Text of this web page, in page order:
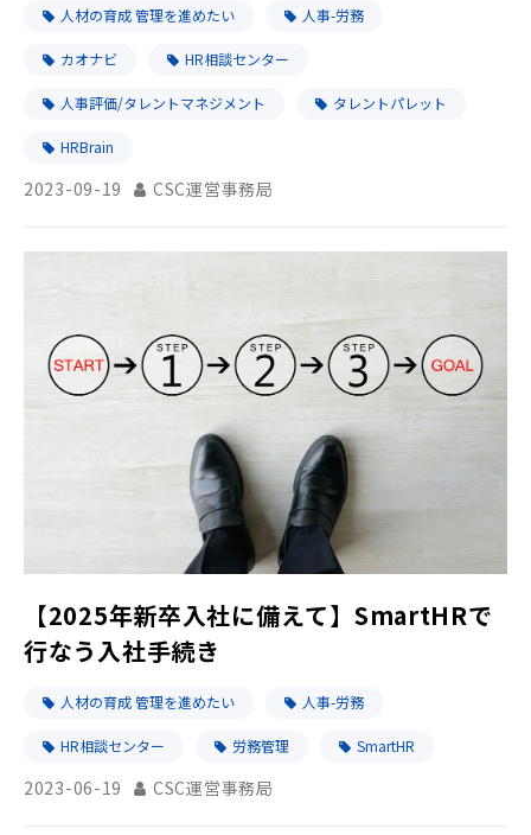
人材の育成 管理を進めたい 人事-労務
カオナビ HR相談センター
人事評価/タレントマネジメント タレントパレット
HRBrain
2023-09-19 CSC運営事務局
【2025年新卒入社に備えて】SmartHRで
行なう入社手続き
人材の育成 管理を進めたい 人事-労務
HR相談センター 労務管理 SmartHR
2023-06-19 CSC運営事務局